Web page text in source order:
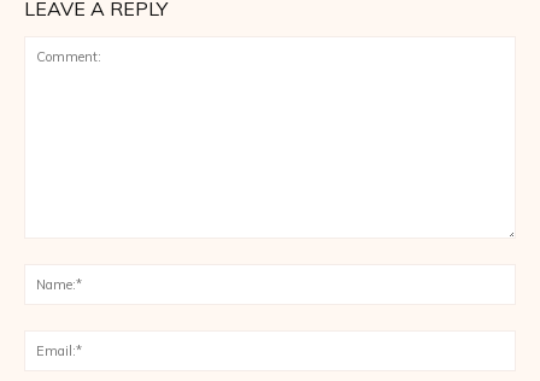
LEAVE A REPLY